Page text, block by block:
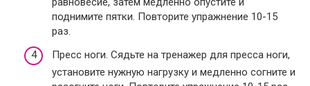
поднимите пятки. Повторите упражнение 10-15
раз.
Пресс ноги. Сядьте на тренажер для пресса ноги,
установите нужную нагрузку и медленно согните и